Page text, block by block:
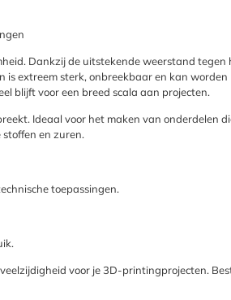
Dankzij de uitstekende weerstand tegen
is extreem sterk, onbreekbaar en kan
blijft voor een breed scala aan projecten.
Ideaal voor het maken van onderdelen
en zuren.
toepassingen.
voor je 3D-printingprojecten.